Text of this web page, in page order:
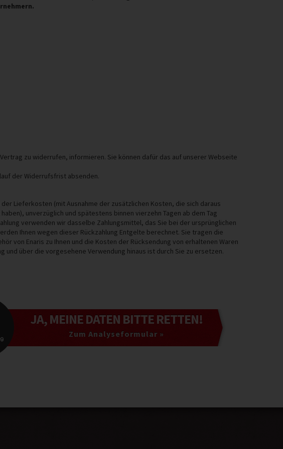
zu widerrufen, informieren. Sie können dafür das auf unserer Webseite
der Widerrufsfrist absenden.
Lieferkosten (mit Ausnahme der zusätzlichen Kosten, die sich daraus
unverzüglich und spätestens binnen vierzehn Tagen ab dem Tag
verwenden wir dasselbe Zahlungsmittel, das Sie bei der ursprünglichen
Ihnen wegen dieser Rückzahlung Entgelte berechnet. Sie tragen die
von Enaris zu Ihnen und die Kosten der Rücksendung von erhaltenen Waren
und über die vorgesehene Verwendung hinaus ist durch Sie zu ersetzen.
JA, MEINE DATEN BITTE RETTEN!
Zum Analyseformular »